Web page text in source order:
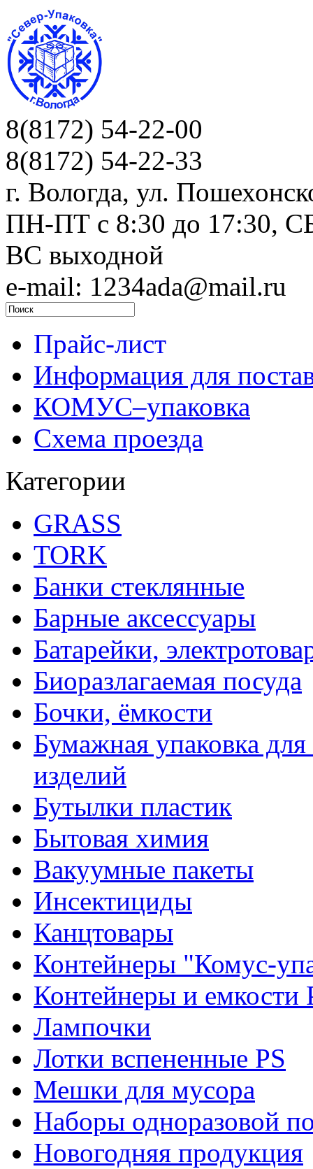
8(8172) 54-22-00
8(8172) 54-22-33
г. Вологда, ул.
ПН-ПТ c 8:30 до 17:30,
ВС выходной
e-mail: 1234ada@mail.ru
Прайс-лист
Информация для
КОМУС–упаковка
Схема проезда
Категории
GRASS
TORK
Банки стеклянные
Барные аксессуары
Батарейки,
Биоразлагаемая посуда
Бочки, ёмкости
Бумажная упаковка
изделий
Бутылки пластик
Бытовая химия
Вакуумные пакеты
Инсектициды
Канцтовары
Контейнеры "Комус-
Контейнеры и емкости
Лампочки
Лотки вспененные PS
Мешки для мусора
Наборы одноразовой
Новогодняя продукция